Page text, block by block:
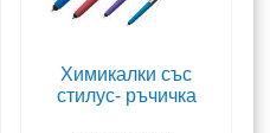
Химикалки със
стилус- ръчичка